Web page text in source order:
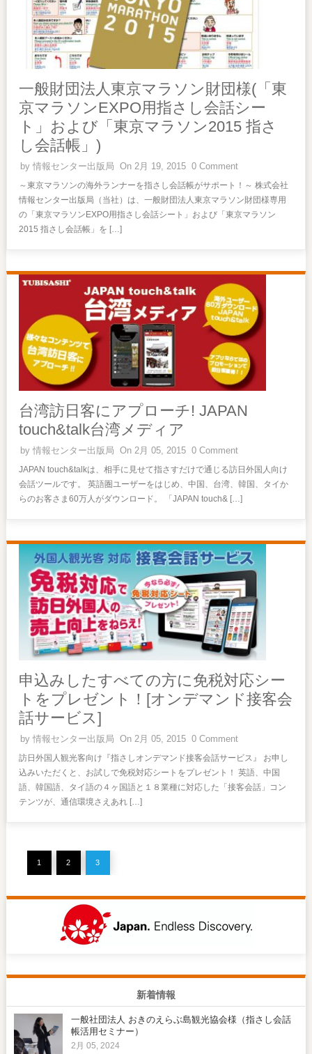
一般財団法人東京マラソン財団様(「東
京マラソンEXPO用指さし会話シー
ト」および「東京マラソン2015 指さ
し会話帳」)
by情報センター出版局 On 2月 19, 2015 0 Comment
～東京マラソンの海外ランナーを指さし会話帳がサポート！～ 株式会社
情報センター出版局（当社）は、一般財団法人東京マラソン財団様専用
の「東京マラソンEXPO用指さし会話シート」および「東京マラソン
2015 指さし会話帳」を […]
台湾訪日客にアプローチ! JAPAN
touch&talk台湾メディア
by情報センター出版局 On 2月 05, 2015 0 Comment
JAPAN touch&talkは、相手に見せて指さすだけで通じる訪日外国人向け
会話ツールです。 英語圏ユーザーをはじめ、中国、台湾、韓国、タイか
らのお客さま60万人がダウンロード。 「JAPAN touch& […]
申込みしたすべての方に免税対応シー
トをプレゼント！[オンデマンド接客会
話サービス]
by情報センター出版局 On 2月 05, 2015 0 Comment
訪日外国人観光客向け『指さしオンデマンド接客会話サービス』 お申し
込みいただくと、お試しで免税対応シートをプレゼント！ 英語、中国
語、韓国語、タイ語の４ヶ国語と１８業種に対応した「接客会話」コン
テンツが、通信環境さえあれ […]
1 2 3
新着情報
一般社団法人 おきのえらぶ島観光協会様（指さし会話
帳活用セミナー）
2月 05, 2024